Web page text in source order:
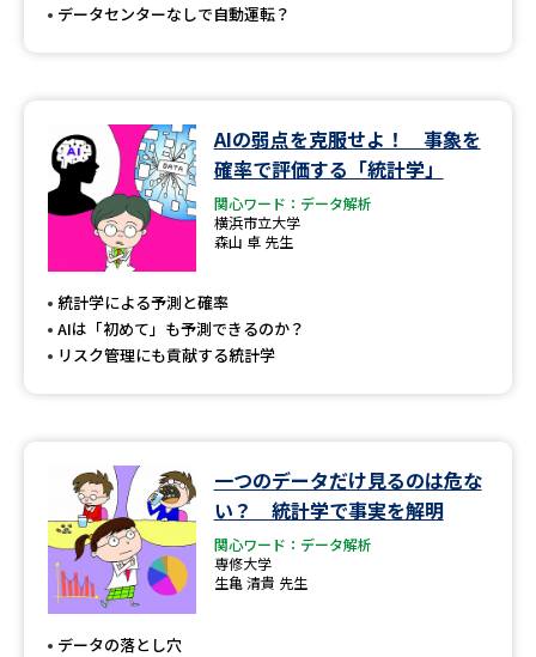
志望校・出願校を調べる
先輩が入学を決めた理由 テレメール全国一斉進学調査
新生活お役立ちガイド
学問発見
学問のミニ講義「夢ナビ講義」 学問分野解説
学問の教科書 夢ナビライブ
ユーザーサポート
データセンターなしで自動運転？
AIの弱点を克服せよ！ 事象を
確率で評価する「統計学」
関心ワード：データ解析
横浜市立大学
森山 卓 先生
統計学による予測と確率
AIは「初めて」も予測できるのか？
リスク管理にも貢献する統計学
一つのデータだけ見るのは危な
い？ 統計学で事実を解明
関心ワード：データ解析
専修大学
生亀 清貴 先生
データの落とし穴